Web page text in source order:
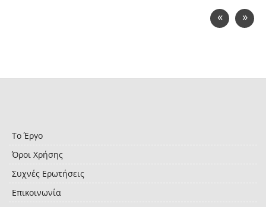
« »
Το Έργο
Όροι Χρήσης
Συχνές Ερωτήσεις
Επικοινωνία